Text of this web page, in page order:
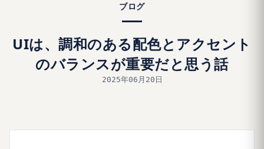
ブログ
UIは、調和のある配色とアクセント
のバランスが重要だと思う話
2025年06月20日